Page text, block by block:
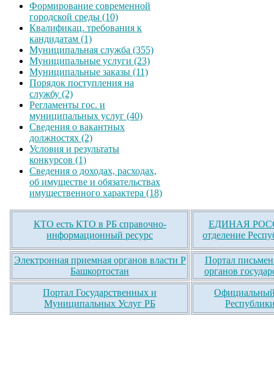
Формирование современной
городской среды (10)
Квалификац. требования к
кандидатам (1)
Муниципальная служба (355)
Муниципальные услуги (23)
Муниципальные заказы (11)
Порядок поступления на
службу (2)
Регламенты гос. и
муниципальных услуг (40)
Сведения о вакантных
должностях (2)
Условия и результаты
конкурсов (1)
Сведения о доходах, расходах,
об имуществе и обязательствах
имущественного характера (18)
КТО есть КТО в РБ справочно-
информационный ресурс
ЕДИНАЯ
отделение
Электронная приемная органов власти Р
Башкортостан
Портал
органов
Портал Государственных и
Муниципальных Услуг РБ
Официальный